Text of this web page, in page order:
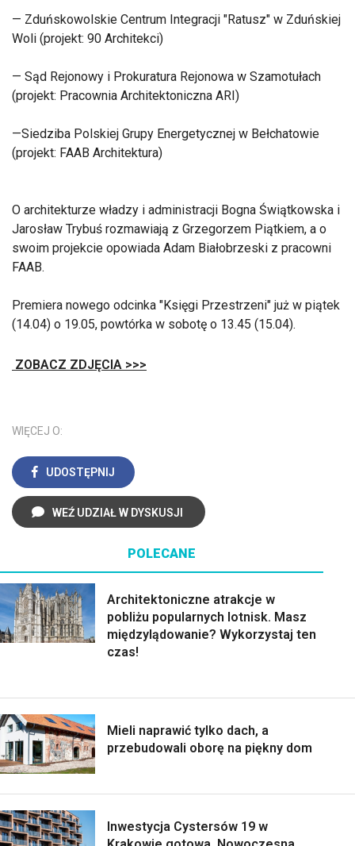
— Zduńskowolskie Centrum Integracji "Ratusz" w Zduńskiej
Woli (projekt: 90 Architekci)
— Sąd Rejonowy i Prokuratura Rejonowa w Szamotułach
(projekt: Pracownia Architektoniczna ARI)
—Siedziba Polskiej Grupy Energetycznej w Bełchatowie
(projekt: FAAB Architektura)
O architekturze władzy i administracji Bogna Świątkowska i
Jarosław Trybuś rozmawiają z Grzegorzem Piątkiem, a o
swoim projekcie opowiada Adam Białobrzeski z pracowni
FAAB.
Premiera nowego odcinka "Księgi Przestrzeni" już w piątek
(14.04) o 19.05, powtórka w sobotę o 13.45 (15.04).
ZOBACZ ZDJĘCIA >>>
WIĘCEJ O:
UDOSTĘPNIJ
WEŹ UDZIAŁ W DYSKUSJI
POLECANE
Architektoniczne atrakcje w
pobliżu popularnych lotnisk. Masz
międzylądowanie? Wykorzystaj ten
czas!
Mieli naprawić tylko dach, a
przebudowali oborę na piękny dom
Inwestycja Cystersów 19 w